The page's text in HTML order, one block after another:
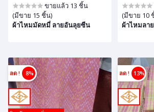
ขายแล้ว 13 ชิ้น
(มีขาย 15 ชิ้น)
ผ้าไหมมัดหมี่ ลายอันลุยซีน
(มีขาย 10
ผ้าไหมลา
ลด ! 8% ลด ! 13%